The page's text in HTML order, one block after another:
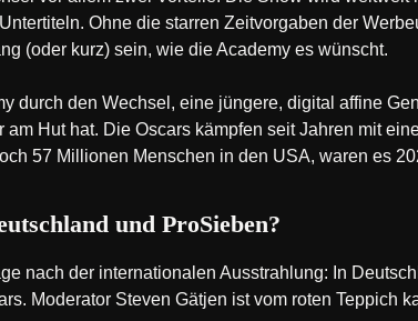
Ohne die starren Zeitvorgaben der
(oder kurz) sein, wie die Academy es wünscht.
durch den Wechsel, eine jüngere, digital affine
am Hut hat. Die Oscars kämpfen seit Jahren mit
57 Millionen Menschen in den USA, waren es
und ProSieben?
nach der internationalen Ausstrahlung: In
Moderator Steven Gätjen ist vom roten Teppich